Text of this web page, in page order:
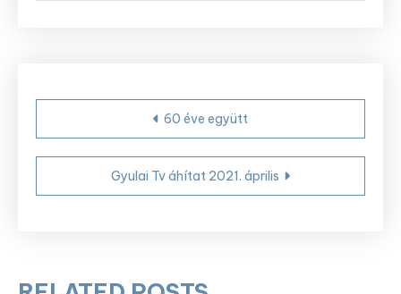
Bejegyzés
navigáció
60 éve együtt
Gyulai Tv áhítat 2021. április